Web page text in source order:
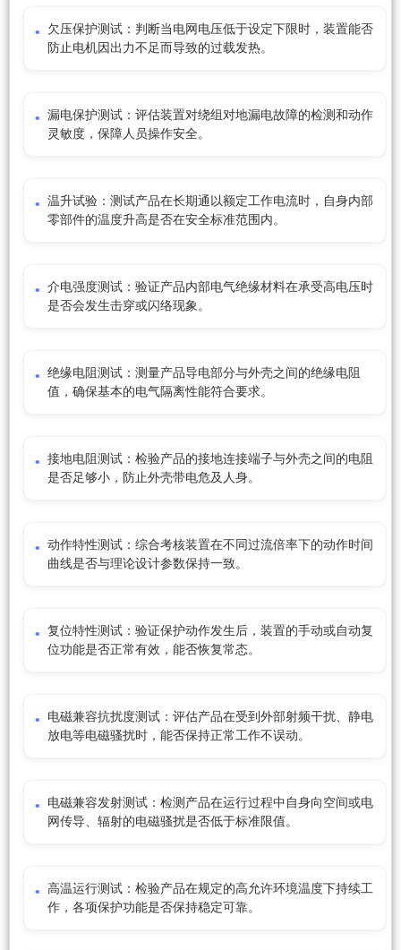
欠压保护测试：判断当电网电压低于设定下限时，装置能否
防止电机因出力不足而导致的过载发热。
漏电保护测试：评估装置对绕组对地漏电故障的检测和动作
灵敏度，保障人员操作安全。
温升试验：测试产品在长期通以额定工作电流时，自身内部
零部件的温度升高是否在安全标准范围内。
介电强度测试：验证产品内部电气绝缘材料在承受高电压时
是否会发生击穿或闪络现象。
绝缘电阻测试：测量产品导电部分与外壳之间的绝缘电阻
值，确保基本的电气隔离性能符合要求。
接地电阻测试：检验产品的接地连接端子与外壳之间的电阻
是否足够小，防止外壳带电危及人身。
动作特性测试：综合考核装置在不同过流倍率下的动作时间
曲线是否与理论设计参数保持一致。
复位特性测试：验证保护动作发生后，装置的手动或自动复
位功能是否正常有效，能否恢复常态。
电磁兼容抗扰度测试：评估产品在受到外部射频干扰、静电
放电等电磁骚扰时，能否保持正常工作不误动。
电磁兼容发射测试：检测产品在运行过程中自身向空间或电
网传导、辐射的电磁骚扰是否低于标准限值。
高温运行测试：检验产品在规定的高允许环境温度下持续工
作，各项保护功能是否保持稳定可靠。